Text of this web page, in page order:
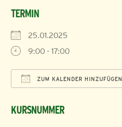
TERMIN
25.01.2025
9:00 - 17:00
ZUM KALENDER HINZUFÜGEN
KURSNUMMER